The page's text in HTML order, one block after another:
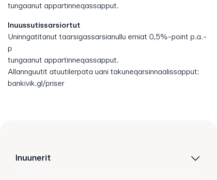
tungaanut appartinneqassapput.
Inuussutissarsiortut
Uninngatitanut taarsigassarsianullu erniat 0,5%-point p.a.-
p
tungaanut appartinneqassapput.
Allannguutit atuutilerpata uani takuneqarsinnaalissapput:
bankivik.gl/priser
Inuunerit